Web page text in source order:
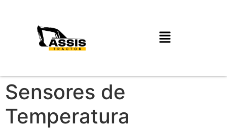
Sensores de
Temperatura